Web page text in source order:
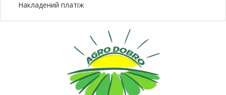
Накладений платіж